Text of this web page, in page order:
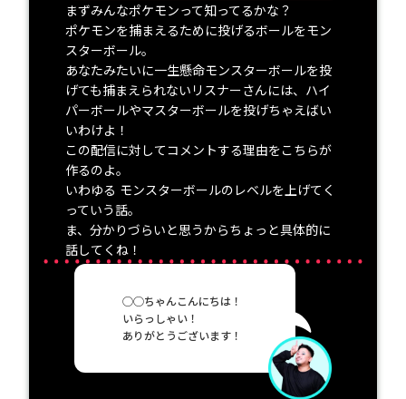
まずみんなポケモンって知ってるかな？
ポケモンを捕まえるために投げるボールをモン
スターボール。
あなたみたいに一生懸命モンスターボールを投
げても捕まえられないリスナーさんには、ハイ
パーボールやマスターボールを投げちゃえばい
いわけよ！
この配信に対してコメントする理由をこちらが
作るのよ。
いわゆる モンスターボールのレベルを上げてく
っていう話。
ま、分かりづらいと思うからちょっと具体的に
話してくね！
◯◯ちゃんこんにちは！
いらっしゃい！
ありがとうございます！